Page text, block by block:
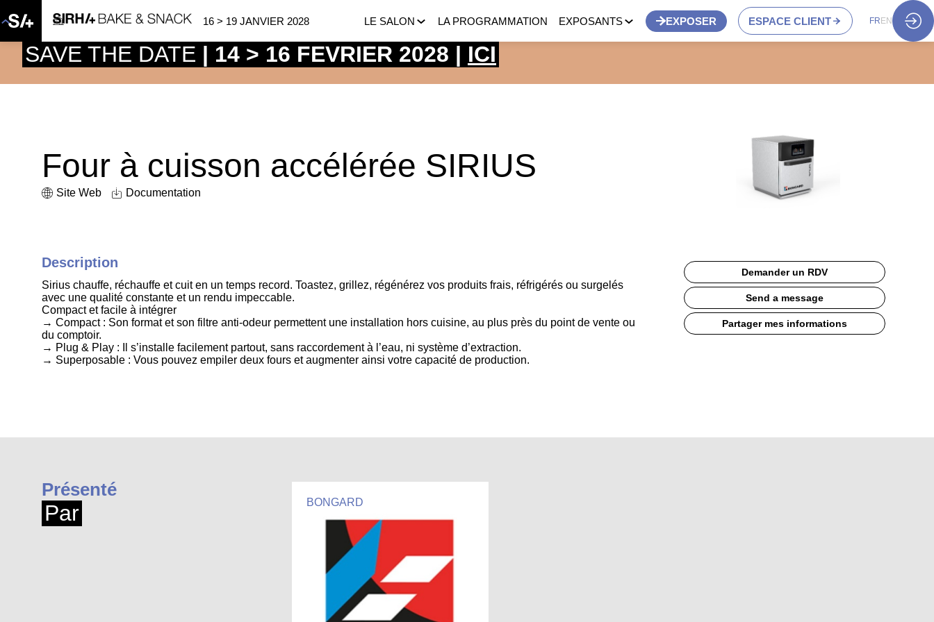
16 > 19 JANVIER 2028 LE SALON LA PROGRAMMATION EXPOSANTS EXPOSER ESPACE CLIENT FR EN
Four à cuisson accélérée SIRIUS
Site Web Documentation
Demander un RDV
Send a message
Partager mes informations
Description
Sirius chauffe, réchauffe et cuit en un temps record. Toastez, grillez, régénérez vos produits frais, réfrigérés ou surgelés
avec une qualité constante et un rendu impeccable.
Compact et facile à intégrer
→ Compact : Son format et son filtre anti-odeur permettent une installation hors cuisine, au plus près du point de vente ou
du comptoir.
→ Plug & Play : Il s’installe facilement partout, sans raccordement à l’eau, ni système d’extraction.
→ Superposable : Vous pouvez empiler deux fours et augmenter ainsi votre capacité de production.
Présenté
Par BONGARD
SAVE THE DATE | 14 > 16 FEVRIER 2028 | ICI